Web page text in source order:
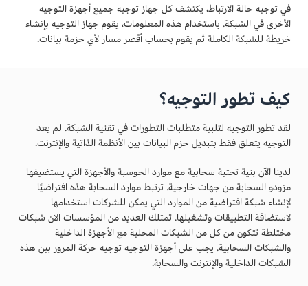
في توجيه حالة الارتباط، يكتشف كل جهاز توجيه جميع أجهزة التوجيه
الأخرى في الشبكة. باستخدام هذه المعلومات، يقوم جهاز التوجيه بإنشاء
خريطة للشبكة الكاملة ثم يقوم بحساب أقصر مسار لأي حزمة بيانات.
كيف تطور التوجيه؟
لقد تطور التوجيه لتلبية متطلبات التطورات في تقنية الشبكة. لم يعد
التوجيه يتعلق فقط بتبديل حزم البيانات بين الأنظمة الذاتية والإنترنت.
لدينا الآن بنية تحتية سحابية مع موارد الحوسبة والأجهزة التي يستضيفها
مزودو السحابة من جهات خارجية. ترتبط موارد السحابة هذه افتراضيًا
لإنشاء شبكة افتراضية من الموارد التي يمكن للشركات استخدامها
لاستضافة التطبيقات وتشغيلها. تمتلك العديد من المؤسسات الآن شبكات
مختلطة تتكون من كل من الشبكات المحلية مع الأجهزة الداخلية
والشبكات السحابية. يجب على أجهزة التوجيه توجيه حركة المرور بين هذه
الشبكات الداخلية والإنترنت والسحابة.